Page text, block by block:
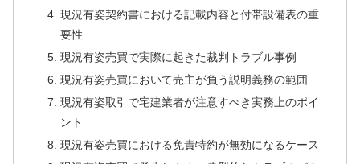
現況有姿契約書における記載内容と付帯設備表の重
要性
現況有姿売買で実際に起きた裁判トラブル事例
現況有姿売買において売主が負う説明義務の範囲
現況有姿取引で宅建業者が注意すべき実務上のポイ
ント
現況有姿売買における免責特約が無効になるケース